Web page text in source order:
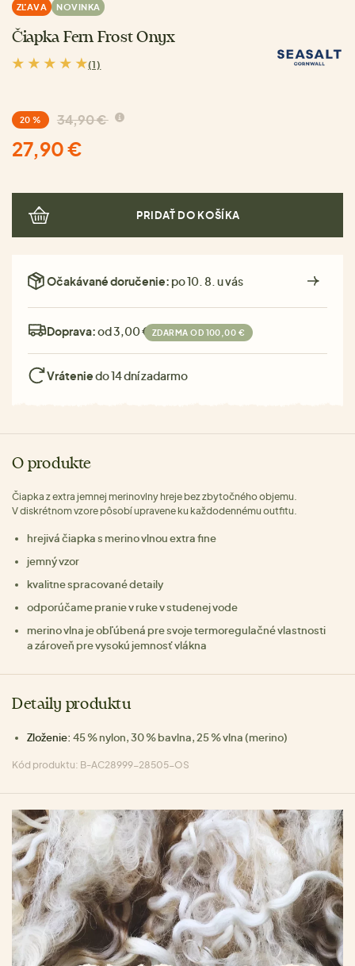
ZĽAVA NOVINKA
Čiapka Fern Frost Onyx
(1)
20 % 34,90 €
27,90 €
PRIDAŤ DO KOŠÍKA
Očakávané doručenie: po 10. 8. u vás
Doprava:od 3,00 € ZDARMA OD 100,00 €
Vráteniedo 14 dní zadarmo
O produkte
Čiapka z extra jemnej merinovlny hreje bez zbytočného objemu.
V diskrétnom vzore pôsobí upravene ku každodennému outfitu.
hrejivá čiapka s merino vlnou extra fine
jemný vzor
kvalitne spracované detaily
odporúčame pranie v ruke v studenej vode
merino vlna je obľúbená pre svoje termoregulačné vlastnosti
a zároveň pre vysokú jemnosť vlákna
Detaily produktu
Zloženie: 45 % nylon, 30 % bavlna, 25 % vlna (merino)
Kód produktu: B-AC28999-28505-OS